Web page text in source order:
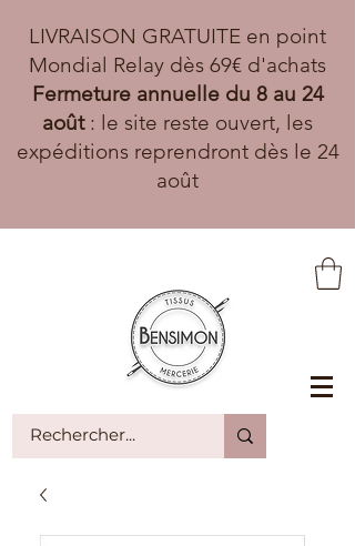
LIVRAISON GRATUITE en point
Mondial Relay dès 69€ d'achats
Fermeture annuelle du 8 au 24
août: le site reste ouvert, les
expéditions reprendront dès le 24
août